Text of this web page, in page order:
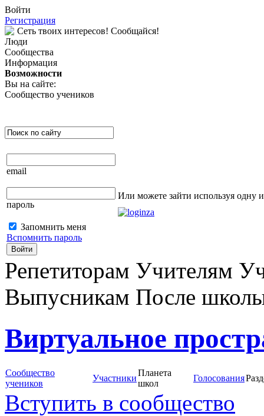
Войти
Регистрация
Сеть твоих интересов! Сообщайся!
Люди
Сообщества
Информация
Возможности
Вы на сайте:
Сообщество учеников
email
пароль
Запомнить меня
Вспомнить пароль
Войти
Или можете зайти используя одну
Репетиторам Учителям
Выпусникам После
Виртуальное
Сообщество
учеников
Участники
Планета
школ
Голосования
Вступить в сообщество